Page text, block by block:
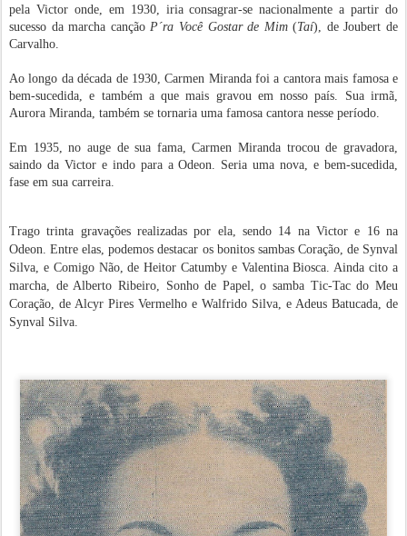
pela Victor onde, em 1930, iria consagrar-se nacionalmente a partir do
sucesso da marcha cançãoP´ra Você Gostar de Mim(Taí), de Joubert de
Carvalho.
Ao longo da década de 1930, Carmen Miranda foi a cantora mais famosa e
bem-sucedida, e também a que mais gravou em nosso país. Sua irmã,
Aurora Miranda, também se tornaria uma famosa cantora nesse período.
Em 1935, no auge de sua fama, Carmen Miranda trocou de gravadora,
saindo da Victor e indo para a Odeon. Seria uma nova, e bem-sucedida,
fase em sua carreira.
Trago trinta gravações realizadas por ela, sendo 14 na Victor e 16 na
Odeon. Entre elas, podemos destacar os bonitos sambas Coração, de Synval
Silva, e Comigo Não, de Heitor Catumby e Valentina Biosca. Ainda cito a
marcha, de Alberto Ribeiro, Sonho de Papel, o samba Tic-Tac do Meu
Coração, de Alcyr Pires Vermelho e Walfrido Silva, e Adeus Batucada, de
Synval Silva.